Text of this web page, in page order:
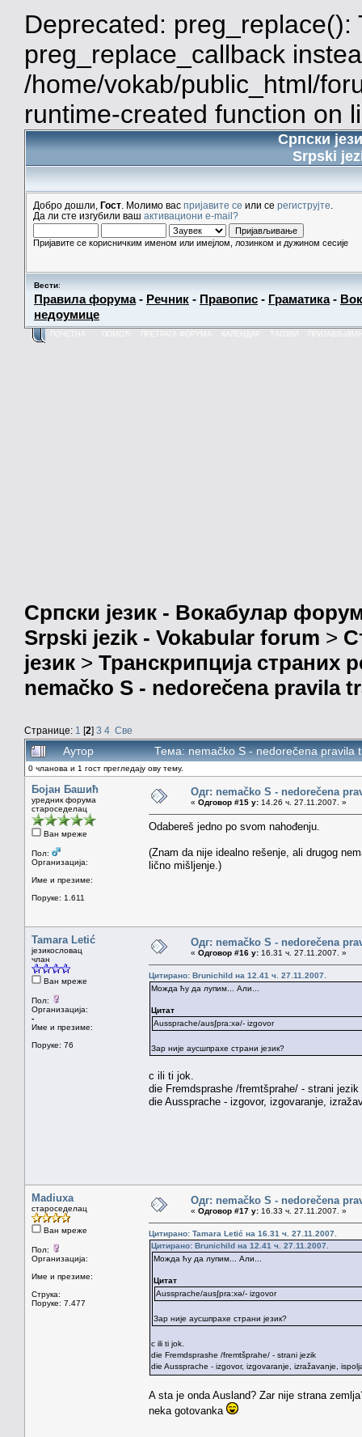
Deprecated:
preg_replace_callback
/home/vokab/public_html/
runtime-created function on
Српски
Srpski
Добро дошли, Гост . Молимо вас пријавите се или се региструјте
Да ли сте изгубили ваш активациони e-mail?
Пријавите се корисничким именом или имејлом, лозинком и дужином сесије
Вести:
Правила форума- Речник - Правопис - Граматика-
недоумице
КАЛЕНДАР
Српски језик - Вокабулар
Srpski jezik - Vokabular forum >
језик > Транскрипција страних
nemačko S - nedorečena pravila
Странице: 1 [2] 3 4 Све
Аутор Тема: nemačko S - nedorečena pravila
0 чланова и 1 гост прегледају ову тему.
Бојан Башић
уредник форума
староседелац
Ван мреже
Пол:
Организација:
Име и презиме:
Поруке: 1.611
Одг: nemačko S - nedorečena
« Одговор #15 у: 14.26 ч. 27.11.2007. »
Odabereš jedno po svom nahođenju.
(Znam da nije idealno rešenje, ali drugog
lično mišljenje.)
Tamara Letić
језикословац
члан
Ван мреже
Пол:
Организација:
-
Име и презиме:
Поруке: 76
Одг: nemačko S - nedorečena
« Одговор #16 у: 16.31 ч. 27.11.2007. »
Цитирано: Brunichild на 12.41 ч. 27.11.2007.
Можда ћу да лупим... Али...
Цитат
Aussprache/aus∫pra:xə/- izgovor
Зар није аусшпрахе страни језик?
c ili ti jok.
die Fremdsprashe /fremtšprahe/ - strani jezik
die Aussprache - izgovor, izgovaranje,
Madiuxa
староседелац
Ван мреже
Пол:
Организација:
Име и презиме:
Струка:
Поруке: 7.477
Одг: nemačko S - nedorečena
« Одговор #17 у: 16.33 ч. 27.11.2007. »
Цитирано: Tamara Letić на 16.31 ч. 27.11.2007.
Цитирано: Brunichild на 12.41 ч. 27.11.2007.
Можда ћу да лупим... Али...
Цитат
Aussprache/aus∫pra:xə/- izgovor
Зар није аусшпрахе страни језик?
c ili ti jok.
die Fremdsprashe /fremtšprahe/ - strani jezik
die Aussprache - izgovor, izgovaranje, izražavanje,
A sta je onda Ausland? Zar nije strana
neka gotovanka